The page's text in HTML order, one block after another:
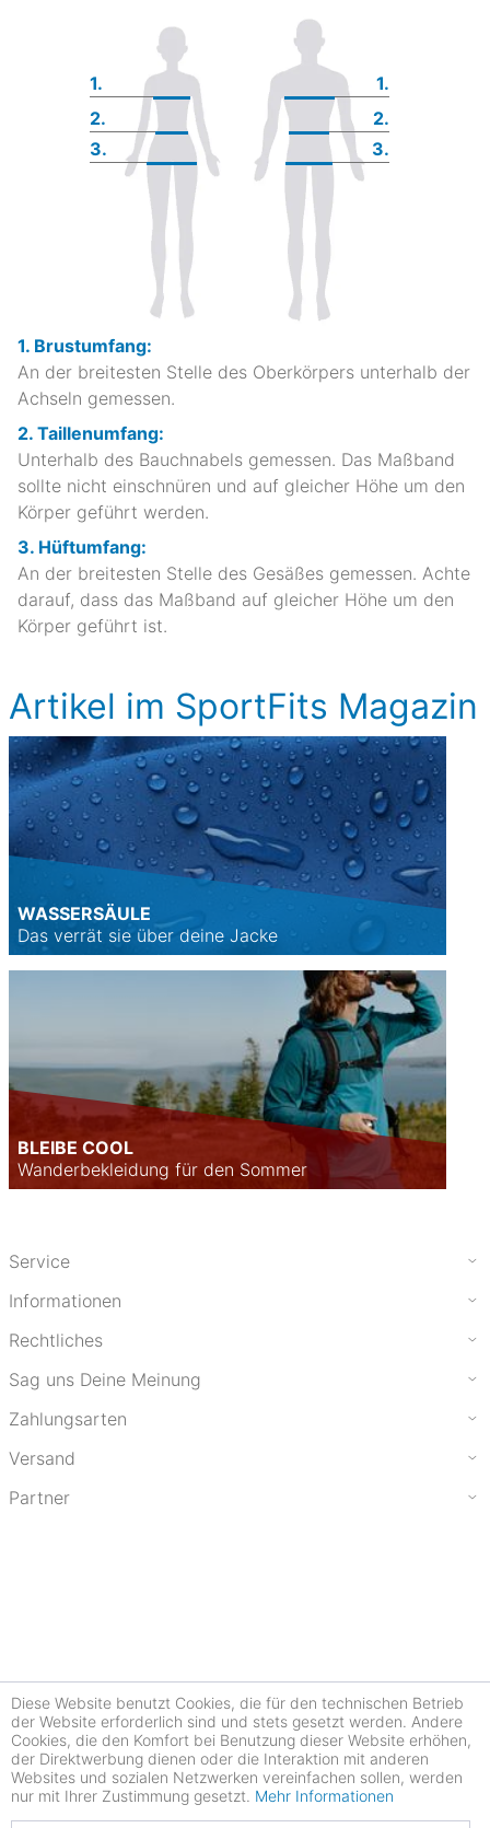
1.
1.
2.
2.
3.
3.
1. Brustumfang:
An der breitesten Stelle des Oberkörpers unterhalb der
Achseln gemessen.
2. Taillenumfang:
Unterhalb des Bauchnabels gemessen. Das Maßband
sollte nicht einschnüren und auf gleicher Höhe um den
Körper geführt werden.
3. Hüftumfang:
An der breitesten Stelle des Gesäßes gemessen. Achte
darauf, dass das Maßband auf gleicher Höhe um den
Körper geführt ist.
Artikel im SportFits Magazin
WASSERSÄULE
Das verrät sie über deine Jacke
BLEIBE COOL
Wanderbekleidung für den Sommer
Service
Informationen
Rechtliches
Sag uns Deine Meinung
Zahlungsarten
Versand
Partner
Diese Website benutzt Cookies, die für den technischen Betrieb
der Website erforderlich sind und stets gesetzt werden. Andere
Cookies, die den Komfort bei Benutzung dieser Website erhöhen,
der Direktwerbung dienen oder die Interaktion mit anderen
Websites und sozialen Netzwerken vereinfachen sollen, werden
nur mit Ihrer Zustimmung gesetzt. Mehr Informationen